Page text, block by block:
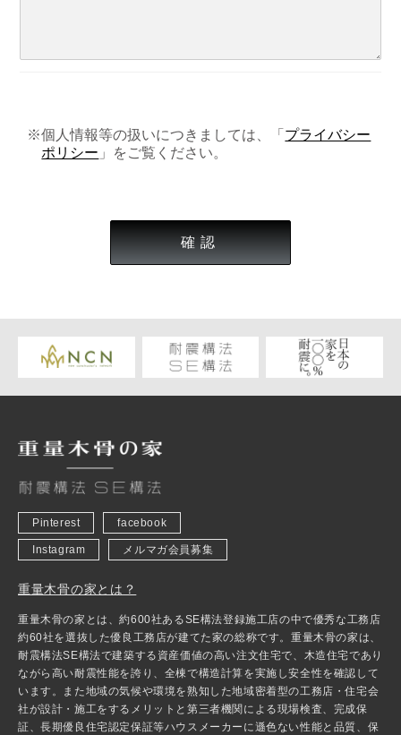
※個人情報等の扱いにつきましては、「 プライバシー
ポリシー 」をご覧ください。
Pinterest facebook
Instagram メルマガ会員募集
重量木骨の家とは？
重量木骨の家とは、約600社あるSE構法登録施工店の中で優秀な工務店
約60社を選抜した優良工務店が建てた家の総称です。重量木骨の家は、
耐震構法SE構法で建築する資産価値の高い注文住宅で、木造住宅であり
ながら高い耐震性能を誇り、全棟で構造計算を実施し安全性を確認して
います。また地域の気候や環境を熟知した地域密着型の工務店・住宅会
社が設計・施工をするメリットと第三者機関による現場検査、完成保
証、長期優良住宅認定保証等ハウスメーカーに遜色ない性能と品質、保